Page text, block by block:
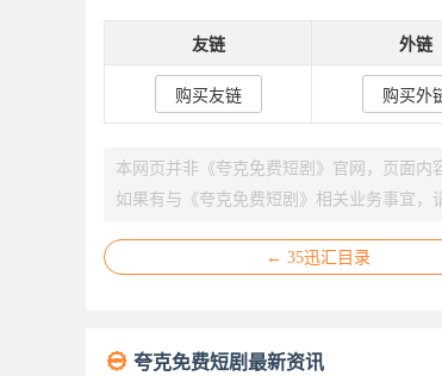
友链 外链
购买友链 购买外
本网页并非《夸克免费短剧》官网，页面内
如果有与《夸克免费短剧》相关业务事宜，
← 35迅汇目录
 夸克免费短剧最新资讯